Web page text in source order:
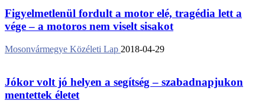
Figyelmetlenül fordult a motor elé, tragédia lett a
vége – a motoros nem viselt sisakot
Mosonvármegye Közéleti Lap 2018-04-29
Jókor volt jó helyen a segítség – szabadnapjukon
mentettek életet